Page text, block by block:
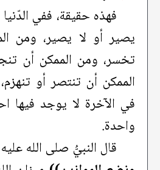
فهذه حقيقة، ففي
يصير أو لا يصير، ومن
تخسر، ومن الممكن أن
الممكن أن تنتصر أو
في الآخرة لا يوجد فيها
واحدة.
قال النبيُّ صلى الله